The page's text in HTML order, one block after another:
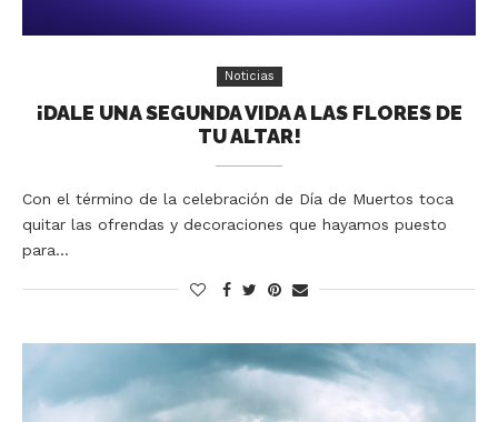
Noticias
¡DALE UNA SEGUNDA VIDA A LAS FLORES DE
TU ALTAR!
Con el término de la celebración de Día de Muertos toca
quitar las ofrendas y decoraciones que hayamos puesto
para…